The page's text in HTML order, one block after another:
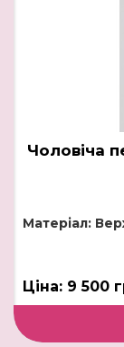
Чоловіча
Матеріал:
Ціна: 9 500